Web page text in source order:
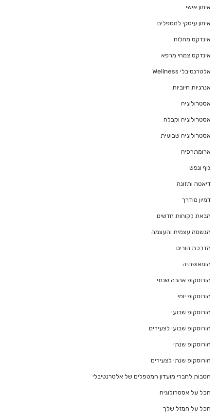
אימון אישי
אימון עיסקי למטפלים
אינדקס מחלות
אינדקס צמחי מרפא
אלטרנטיבלי Wellness
אנרגיות חיוביות
אסטרולוגיה
אסטרולוגיה וקבלה
אסטרולוגיה שבועית
ארומתרפיה
גוף ונפש
דיאטה ותזונה
דמיון מודרך
הבאת לקוחות חדשים
הגשמה עצמית והעצמה
הדרכת הורים
הומאופתיה
הורוסקופ אהבה שנתי
הורוסקופ יומי
הורוסקופ שבועי
הורוסקופ שבועי לצעירים
הורוסקופ שנתי
הורוסקופ שנתי לצעירים
הטבות לחברי מועדון המטפלים של אלטרנטיבלי
הכל על אסטרולוגיה
הכל על המזל שלך